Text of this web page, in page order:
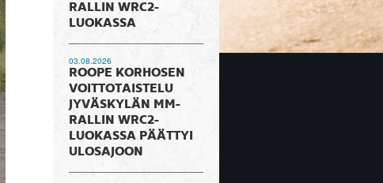
RALLIN WRC2-
LUOKASSA
03.08.2026
ROOPE KORHOSEN
VOITTOTAISTELU
JYVÄSKYLÄN MM-
RALLIN WRC2-
LUOKASSA PÄÄTTYI
ULOSAJOON